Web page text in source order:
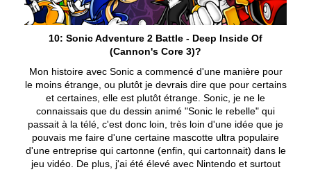
10: Sonic Adventure 2 Battle - Deep Inside Of
(Cannon's Core 3)?
Mon histoire avec Sonic a commencé d'une manière pour
le moins étrange, ou plutôt je devrais dire que pour certains
et certaines, elle est plutôt étrange. Sonic, je ne le
connaissais que du dessin animé "Sonic le rebelle" qui
passait à la télé, c'est donc loin, très loin d'une idée que je
pouvais me faire d'une certaine mascotte ultra populaire
d'une entreprise qui cartonne (enfin, qui cartonnait) dans le
jeu vidéo. De plus, j'ai été élevé avec Nintendo et surtout